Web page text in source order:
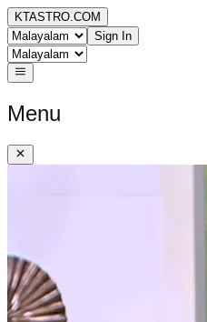
KTASTRO.COM
Sign In
Menu